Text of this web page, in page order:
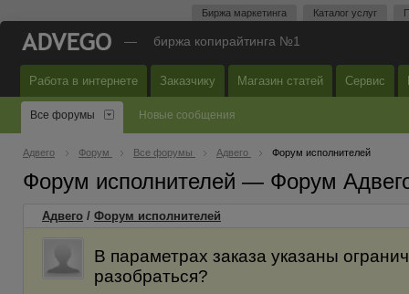
Биржа маркетинга Каталог услуг
— биржа копирайтинга №1
Работа в интернете Заказчику Магазин статей Сервис
Все форумы Новые сообщения
Адвего Форум Все форумы Адвего Форум исполнителей
Форум исполнителей — Форум
Адвего / Форум исполнителей
В параметрах заказа указаны
разобраться?